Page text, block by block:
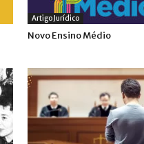
Artigo Jurídico
Novo Ensino Médio